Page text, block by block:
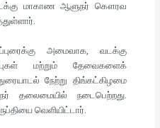
மாகாண ஆளுநர் கௌரவ
அமைவாக, வடக்கு
மற்றும் தேவைகளைக்
நேற்று திங்கட்கிழமை
தலைமையில் நடைபெற்றது.
வெளியிட்டார்.